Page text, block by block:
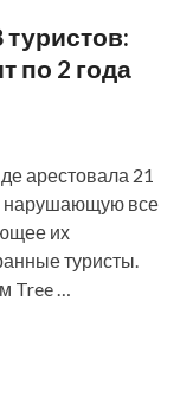
по 2 года
арестовала 21
нарушающую все
их
туристы.
Tree …